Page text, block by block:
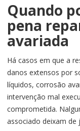
Quando
pena
avariada
Há casos em que a
danos extensos por
líquidos, corrosão
intervenção mal
comprometida.
associado deixam